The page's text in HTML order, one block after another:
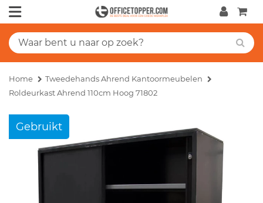
Home
Tweedehands Ahrend Kantoormeubelen
Roldeurkast Ahrend 110cm Hoog 71802
Gebruikt